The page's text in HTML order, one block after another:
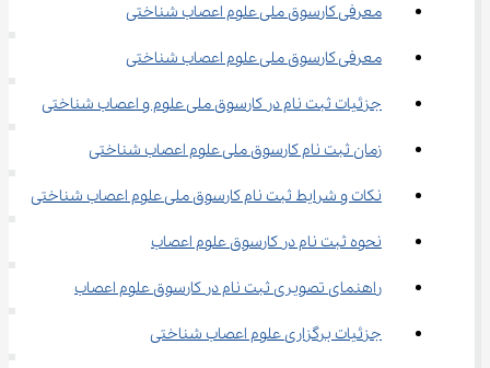
معرفی کارسوق ملی علوم اعصاب شناختی
معرفی کارسوق ملی علوم اعصاب شناختی
جزئیات ثبت نام در کارسوق ملی علوم و اعصاب شناختی
زمان ثبت نام کارسوق ملی علوم اعصاب شناختی
نکات و شرایط ثبت نام کارسوق ملی علوم اعصاب شناختی
نحوه ثبت نام در کارسوق علوم اعصاب
راهنمای تصویری ثبت نام در کارسوق علوم اعصاب
جزئیات برگزاری علوم اعصاب شناختی